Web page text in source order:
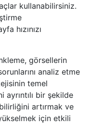
kullanabilirsiniz.
hızınızı
görsellerin
analiz etme
temel
ayrıntılı bir şekilde
artırmak ve
için etkili